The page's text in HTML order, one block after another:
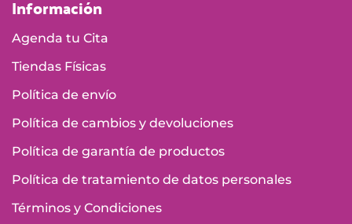
Información
Agenda tu Cita
Tiendas Físicas
Política de envío
Política de cambios y devoluciones
Política de garantía de productos
Política de tratamiento de datos personales
Términos y Condiciones